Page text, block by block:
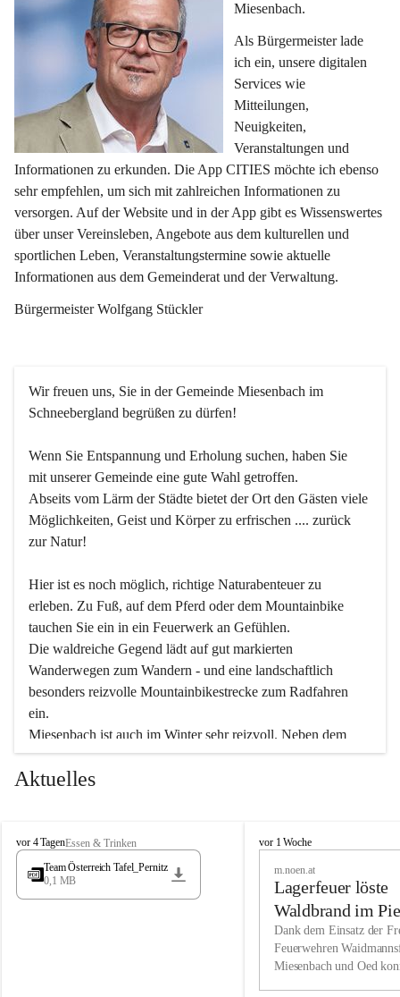
Miesenbach.
Als Bürgermeister lade
ich ein, unsere digitalen
Services wie
Mitteilungen,
Neuigkeiten,
Veranstaltungen und
Informationen zu erkunden. Die App CITIES möchte ich ebenso
sehr empfehlen, um sich mit zahlreichen Informationen zu
versorgen. Auf der Website und in der App gibt es Wissenswertes
über unser Vereinsleben, Angebote aus dem kulturellen und
sportlichen Leben, Veranstaltungstermine sowie aktuelle
Informationen aus dem Gemeinderat und der Verwaltung.
Bürgermeister Wolfgang Stückler
Wir freuen uns, Sie in der Gemeinde Miesenbach im
Schneebergland begrüßen zu dürfen!
Wenn Sie Entspannung und Erholung suchen, haben Sie
mit unserer Gemeinde eine gute Wahl getroffen.
Abseits vom Lärm der Städte bietet der Ort den Gästen viele
Möglichkeiten, Geist und Körper zu erfrischen .... zurück
zur Natur!
Hier ist es noch möglich, richtige Naturabenteuer zu
erleben. Zu Fuß, auf dem Pferd oder dem Mountainbike
tauchen Sie ein in ein Feuerwerk an Gefühlen.
Die waldreiche Gegend lädt auf gut markierten
Wanderwegen zum Wandern - und eine landschaftlich
besonders reizvolle Mountainbikestrecke zum Radfahren
ein.
Miesenbach ist auch im Winter sehr reizvoll. Neben dem
Eisstockschießen gibt es auf dem nahe gelegenen Unterberg
wunderschöne Naturschneepisten, die zum Schifahren oder
vielfältige Angebot unserer Kulturvereine.
Überzeugen Sie sich selbst, dass Sie in Miesenbach sowie
in den Beherbergungsbetrieben, Gaststätten und urigen
Wir kennen Miesenbach als lebens- und liebenswerten Ort.
Tradition und Innovation werden ebenso groß geschrieben
Aktuelles
M
i
s
vor 4 TagenEssen & Trinken
Team Österreich Tafel_Pernitz
0,1 MB
M
h
vor 1 Woche
m.noen.at
Lagerfeuer löste
Waldbrand im
aus
Dank dem Einsatz der
Feuerwehren
Miesenbach und Oed